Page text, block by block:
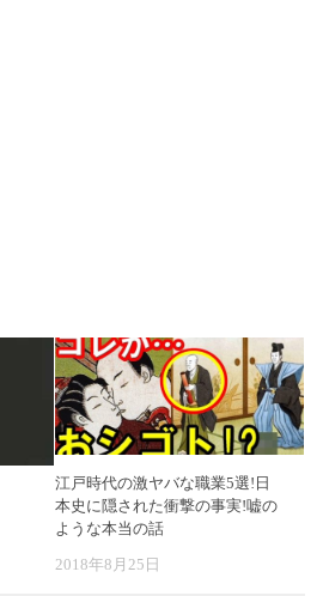
江戸時代の激ヤバな職業5選!日
本史に隠された衝撃の事実!嘘の
ような本当の話
2018年8月25日